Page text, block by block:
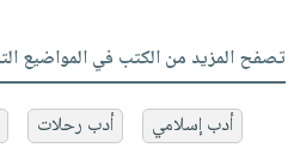
تصفح المزيد من الكتب في المواضيع
أدب إسلامي أدب رحلات